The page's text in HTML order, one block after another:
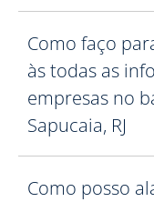
Como faço
às todas as
empresas no
Sapucaia, RJ
Como posso